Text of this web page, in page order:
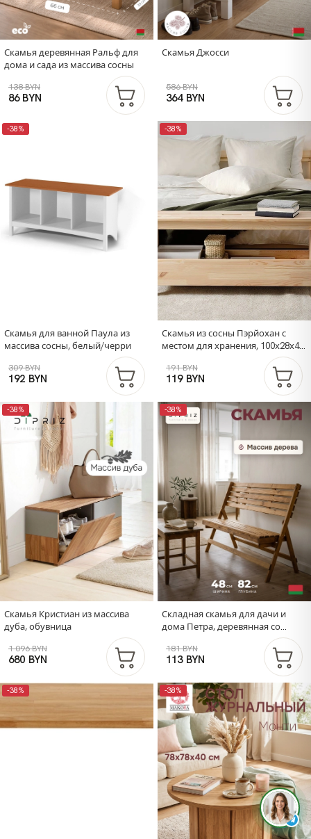
Скамья деревянная Ральф для
дома и сада из массива сосны
138 BYN
86 BYN
Скамья Джосси
586 BYN
364 BYN
-38%
Скамья для ванной Паула из
массива сосны, белый/черри
309 BYN
192 BYN
-38%
Скамья из сосны Пэрйохан с
местом для хранения, 100х28х45
см, обувница для прихожей в
натуральной отделке
191 BYN
119 BYN
-38%
Скамья Кристиан из массива
дуба, обувница
1 096 BYN
680 BYN
-38%
Складная скамья для дачи и
дома Петра, деревянная со
спинкой, из массива сосны,
103х88х47
181 BYN
113 BYN
-38% -38%
Д